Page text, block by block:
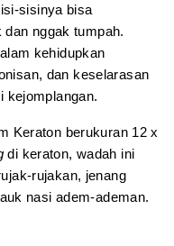
sisinya bisa
nggak tumpah.
kehidupkan
dan keselarasan
kejomplangan.
Keraton berukuran 12 x
di keraton, wadah ini
rujakan, jenang
nasi adem-ademan.